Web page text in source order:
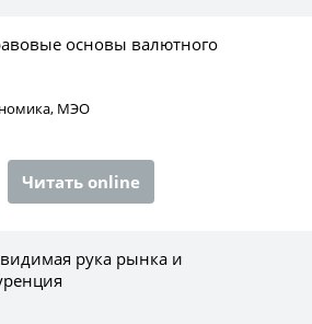
основы валютного
МЭО
Читать online
рука рынка и